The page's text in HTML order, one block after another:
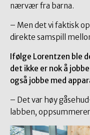
nærvær fra barna.
– Men det vi faktisk
direkte samspill
Ifølge Lorentzen ble
det ikke er nok å
også jobbe med
– Det var høy
labben,